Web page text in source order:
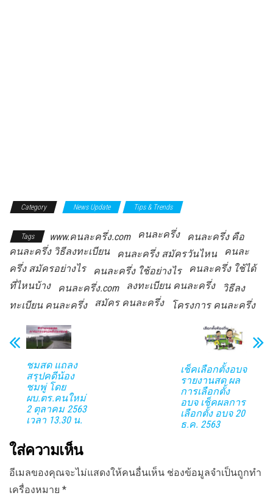
Category News Update Tips & Trends
Tags www.คนละครึ่ง.com คนละครึ่ง
คนละครึ่ง คือ
คนละครึ่ง วิธีลงทะเบียน
คนละครึ่ง สมัครวันไหน
คนละ
ครึ่ง สมัครอย่างไร
คนละครึ่ง ใช้อย่างไร
คนละครึ่ง ใช้ได้
ที่ไหนบ้าง
คนละครึ่ง.com ลงทะเบียน คนละครึ่ง
วิธีลง
ทะเบียน คนละครึ่ง
สมัคร คนละครึ่ง โครงการ คนละครึ่ง
ชมสด แถลง
สรุปคดีน้อง
ชมพู่ โดย
ผบ.ตร.คนใหม่
2 ตุลาคม 2563
เวลา 13.30 น.
เช็คเลือกตั้งอบจ
รายงานสด ผล
การเลือกตั้ง
อบจ เช็คผลการ
เลือกตั้ง อบจ 20
ธ.ค. 2563
ใส่ความเห็น
อีเมลของคุณจะไม่แสดงให้คนอื่นเห็น ช่องข้อมูลจำเป็นถูกทำ
เครื่องหมาย *